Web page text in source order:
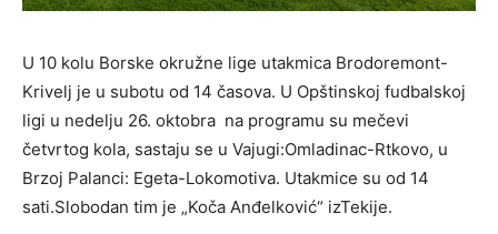
U 10 kolu Borske okružne lige utakmica Brodoremont-
Krivelj je u subotu od 14 časova. U Opštinskoj fudbalskoj
ligi u nedelju 26. oktobra na programu su mečevi
četvrtog kola, sastaju se u Vajugi:Omladinac-Rtkovo, u
Brzoj Palanci: Egeta-Lokomotiva. Utakmice su od 14
sati.Slobodan tim je „Koča Anđelković“ izTekije.